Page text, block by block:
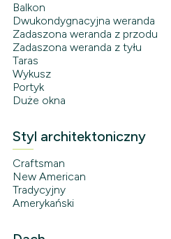
Balkon
Dwukondygnacyjna weranda
Zadaszona weranda z przodu
Zadaszona weranda z tyłu
Taras
Wykusz
Portyk
Duże okna
Styl architektoniczny
Craftsman
New American
Tradycyjny
Amerykański